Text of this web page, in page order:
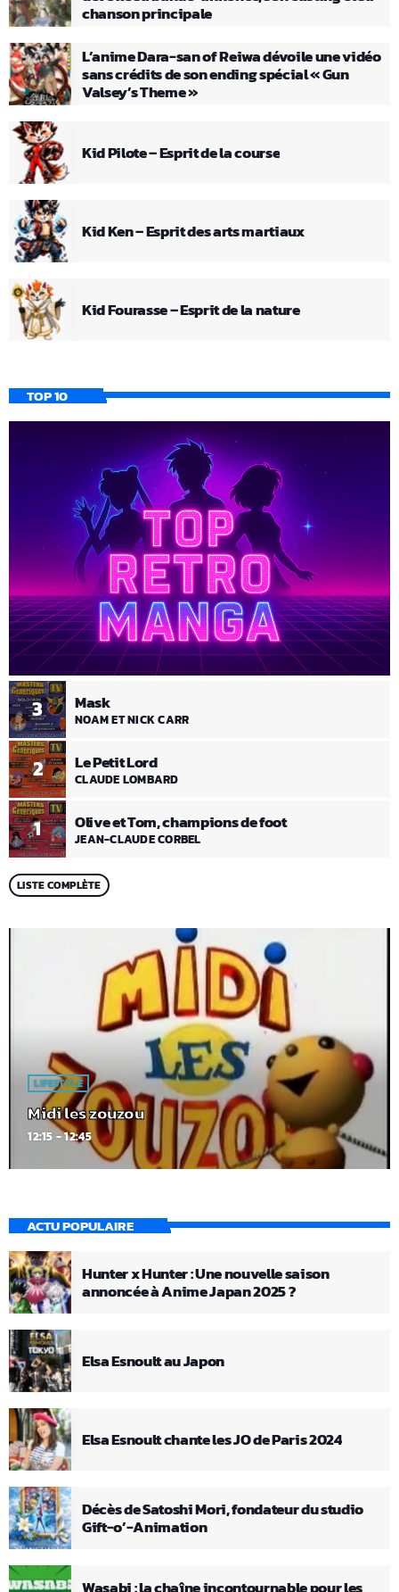
chanson principale
L’anime Dara-san of Reiwa dévoile une vidéo
sans crédits de son ending spécial « Gun
Valsey’s Theme »
Kid Pilote – Esprit de la course
Kid Ken – Esprit des arts martiaux
Kid Fourasse – Esprit de la nature
TOP 10
1 Olive et Tom, champions de foot
JEAN-CLAUDE CORBEL
2 Le Petit Lord
CLAUDE LOMBARD
3 Mask
NOAM ET NICK CARR
LISTE COMPLÈTE
LIFESTYLE
Midi les zouzou
12:15 - 12:45
ACTU POPULAIRE
Hunter x Hunter : Une nouvelle saison
annoncée à Anime Japan 2025 ?
Elsa Esnoult au Japon
Elsa Esnoult chante les JO de Paris 2024
Décès de Satoshi Mori, fondateur du studio
Gift-o’-Animation
Wasabi : la chaîne incontournable pour les